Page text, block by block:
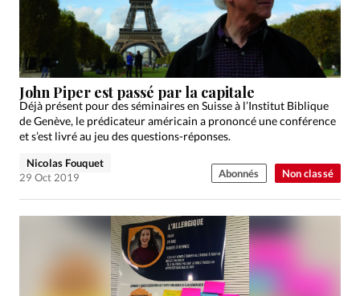
Non classé
John Piper est passé par la capitale
Déjà présent pour des séminaires en Suisse à l’Institut Biblique
de Genève, le prédicateur américain a prononcé une conférence
et s’est livré au jeu des questions-réponses.
Nicolas Fouquet
29 Oct 2019
Abonnés